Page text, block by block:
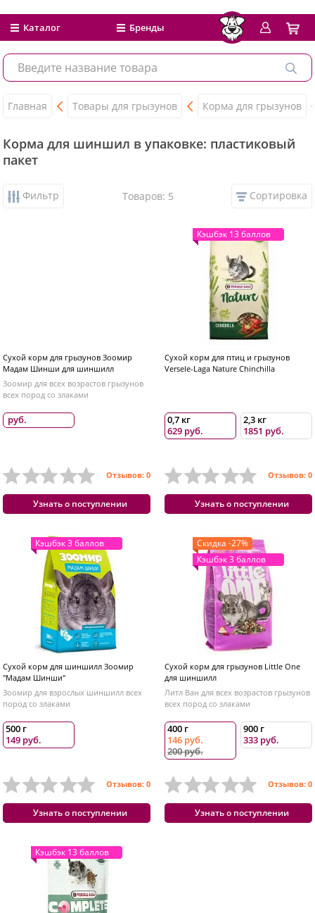
Каталог Бренды
Главная Товары для грызунов Корма для грызунов
Корма для шиншил в упаковке: пластиковый
пакет
Фильтр Товаров: 5 Сортировка
Сухой корм для грызунов Зоомир
Мадам Шинши для шиншилл
Зоомир для всех возрастов грызунов
всех пород со злаками
руб.
Отзывов: 0
Узнать о поступлении
Кэшбэк 13 баллов
Сухой корм для птиц и грызунов
Versele-Laga Nature Chinchilla
0,7 кг
629 руб.
2,3 кг
1851 руб.
Отзывов: 0
Узнать о поступлении
Кэшбэк 3 баллов
Сухой корм для шиншилл Зоомир
"Мадам Шинши"
Зоомир для взрослых шиншилл всех
пород со злаками
500 г
149 руб.
Отзывов: 0
Узнать о поступлении
Скидка -27%
Кэшбэк 3 баллов
Сухой корм для грызунов Little One
для шиншилл
Литл Ван для всех возрастов грызунов
всех пород со злаками
400 г
146 руб.
200 руб.
900 г
333 руб.
Отзывов: 0
Узнать о поступлении
Кэшбэк 13 баллов